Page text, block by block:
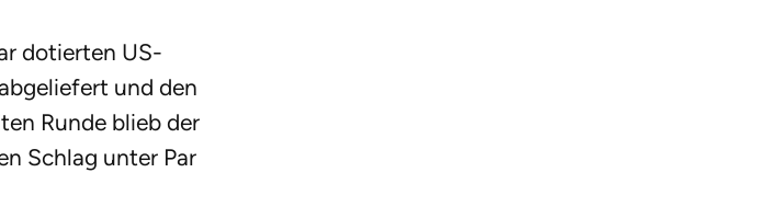
dotierten US-
und den
Runde blieb der
Schlag unter Par